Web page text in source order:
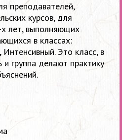
преподавателей,
курсов, для
лет, выполняющих
в классах:
Это класс, в
группа делают практику